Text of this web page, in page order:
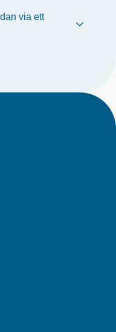
via ett